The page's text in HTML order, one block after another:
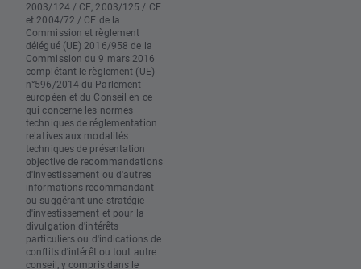
2003/124 / CE, 2003/125 / CE
et 2004/72 / CE de la
Commission et règlement
délégué (UE) 2016/958 de la
Commission du 9 mars 2016
complétant le règlement (UE)
n°596/2014 du Parlement
européen et du Conseil en ce
qui concerne les normes
techniques de réglementation
relatives aux modalités
techniques de présentation
objective de recommandations
d'investissement ou d'autres
informations recommandant
ou suggérant une stratégie
d'investissement et pour la
divulgation d'intérêts
particuliers ou d'indications de
conflits d'intérêt ou tout autre
conseil, y compris dans le